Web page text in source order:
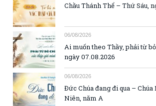
Chầu Thánh Thể – Thứ Sáu,
06/08/2026
Ai muốn theo Thầy, phải từ
ngày 07.08.2026
06/08/2026
Đức Chúa đang đi qua – Chúa
Niên, năm A